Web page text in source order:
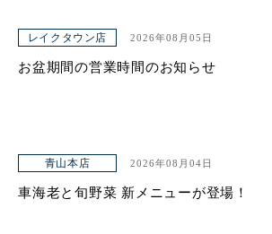
レイクタウン店 2026年08月05日
お盆期間の営業時間のお知らせ
青山本店 2026年08月04日
車海老と旬野菜 新メニューが登場！